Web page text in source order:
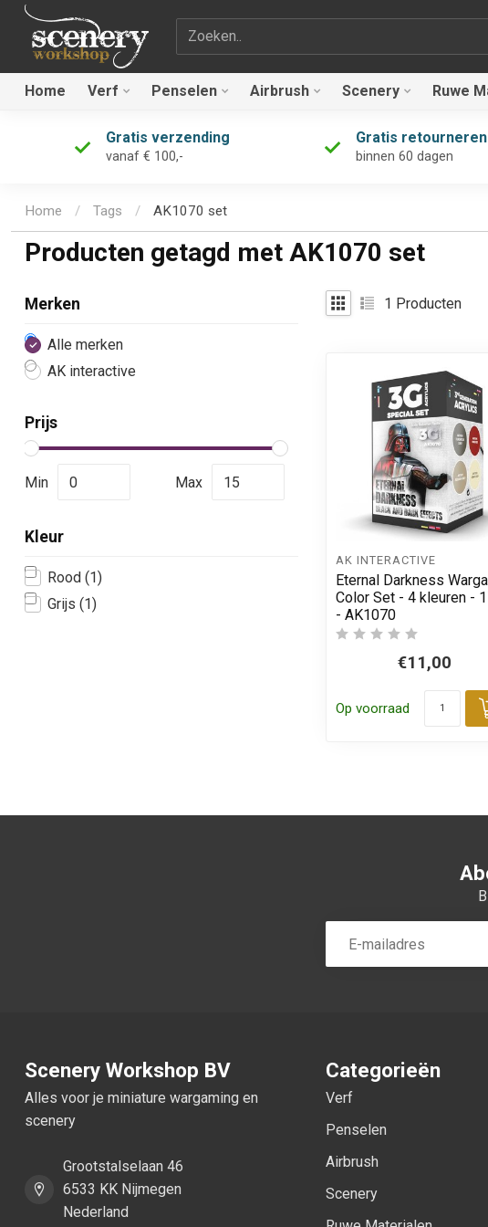
Zoekterm
Home Verf Penselen Airbrush Scenery Ruwe
Gratis verzending
vanaf € 100,-
Gratis retourneren
binnen 60 dagen
Home / Tags / AK1070 set
Producten getagd met AK1070 set
Merken
Alle merken
AK interactive
Kleur
Rood (1)
Grijs (1)
Prijs
Min Max
1 Producten
AK INTERACTIVE
Eternal Darkness
Color Set - 4 kleuren -
- AK1070
€11,00
Op voorraad
Scenery Workshop BV
Alles voor je miniature wargaming en
scenery
Grootstalselaan 46
6533 KK Nijmegen
Nederland
Categorieën
Verf
Penselen
Airbrush
Scenery